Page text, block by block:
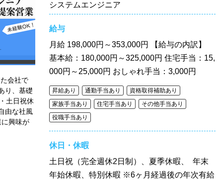
会社で
り、基礎
土日祝休
由な社風
興味が
システムエンジニア
給与
月給 198,000円～353,000円 【給与の内訳】
基本給：180,000円～325,000円 住宅手当：15,
000円～25,000円 おしゃれ手当：3,000円
昇給あり 通勤手当あり
資格取得補助あり
家族手当あり
住宅手当あり
その他手当あり
役職手当あり
休日・休暇
土日祝（完全週休2⽇制）、夏季休暇、 年末
年始休暇、特別休暇 ※6ヶ月経過後の年次有給